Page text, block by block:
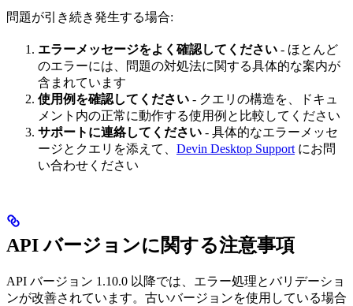
問題が引き続き発生する場合:
エラーメッセージをよく確認してください - ほとんど
のエラーには、問題の対処法に関する具体的な案内が
含まれています
使用例を確認してください - クエリの構造を、ドキュ
メント内の正常に動作する使用例と比較してください
サポートに連絡してください - 具体的なエラーメッセ
ージとクエリを添えて、 Devin Desktop Support にお問
い合わせください
API バージョンに関する注意事項
API バージョン 1.10.0 以降では、エラー処理とバリデーショ
ンが改善されています。古いバージョンを使用している場合